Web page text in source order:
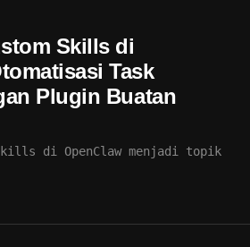
Skills di
Task
Plugin Buatan
di OpenClaw menjadi topik